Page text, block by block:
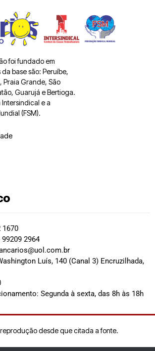
foi fundado em
da base são: Peruíbe,
Praia Grande, São
Guarujá e Bertioga.
e a
(FSM).
1670
2964
Luís, 140 (Canal 3) Encruzilhada,
Segunda à sexta, das 8h às 18h
desde que citada a fonte.